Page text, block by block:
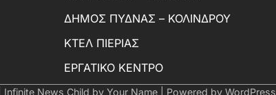
ΔΗΜΟΣ ΠΥΔΝΑΣ – ΚΟΛΙΝΔΡΟΥ
ΚΤΕΛ ΠΙΕΡΙΑΣ
ΕΡΓΑΤΙΚΟ ΚΕΝΤΡΟ
| Infinite News Child by Your Name | Powered by WordPress